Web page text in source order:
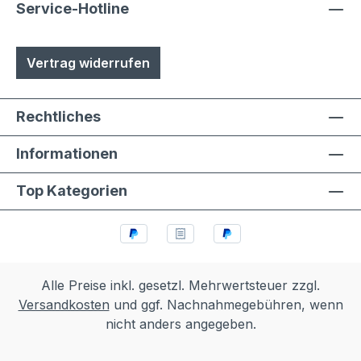
Service-Hotline
Vertrag widerrufen
Rechtliches
Informationen
Top Kategorien
Alle Preise inkl. gesetzl. Mehrwertsteuer zzgl.
Versandkosten und ggf. Nachnahmegebühren, wenn
nicht anders angegeben.